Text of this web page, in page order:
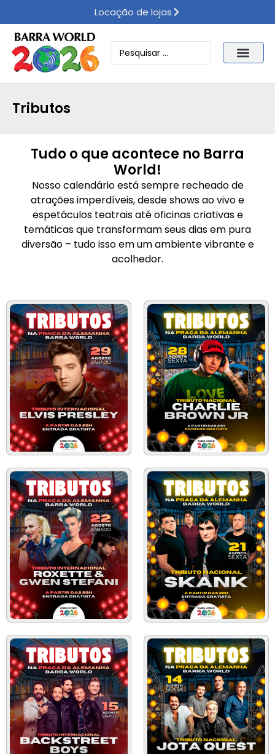
Locação de lojas
Tributos
Tudo o que acontece no Barra
World!
Nosso calendário está sempre recheado de
atrações imperdíveis, desde shows ao vivo e
espetáculos teatrais até oficinas criativas e
temáticas que transformam seus dias em pura
diversão – tudo isso em um ambiente vibrante e
acolhedor.